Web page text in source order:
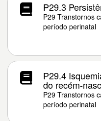
P29.3
P29 Transtornos
período perinatal
P29.4
do recém-
P29 Transtornos
período perinatal